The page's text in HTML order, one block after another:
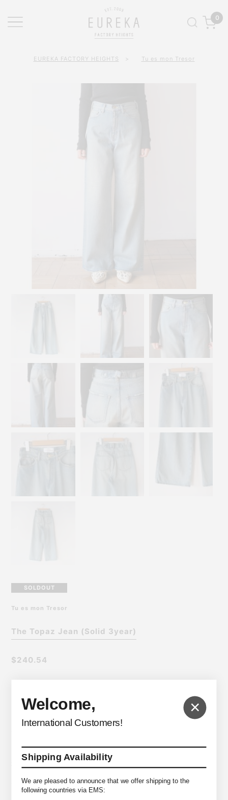
×
Welcome,
International Customers!
Shipping Availability
We are pleased to announce that we offer shipping to the
following countries via EMS:
0
EUREKA FACTORY HEIGHTS > Tu es mon Tresor
SOLDOUT
Tu es mon Tresor
The Topaz Jean (Solid 3year)
$240.54
＜Tu es mon Tresor＞はデザイナー佐原愛美氏より「女性のためのセーフ
プレイスを作りたい。女性の視点を通して、女性の体型や感性に寄り添っ
に、穿く人を選ばない多様な体型にフィットするデニムは、トレンドに左
右されることなく永くワードローブの主役として活躍してくれます。
*商品は実店舗と在庫を共有しており常に変動がございます。
その為ご注文後でも売り違いにより在庫がない場合がございますので予め